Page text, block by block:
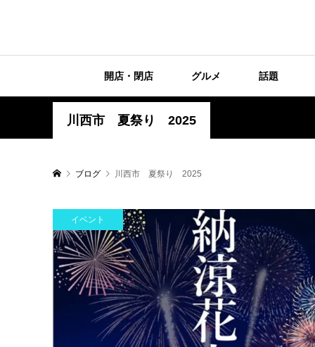
開店・閉店 グルメ 話題
川西市 夏祭り 2025
ブログ 川西市 夏祭り 2025
イベント